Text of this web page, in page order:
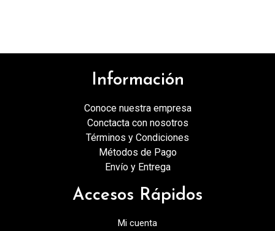
Información
Conoce nuestra empresa
Conctacta con nosotros
Términos y Condiciones
Métodos de Pago
Envío y Entrega
Accesos Rápidos
Mi cuenta